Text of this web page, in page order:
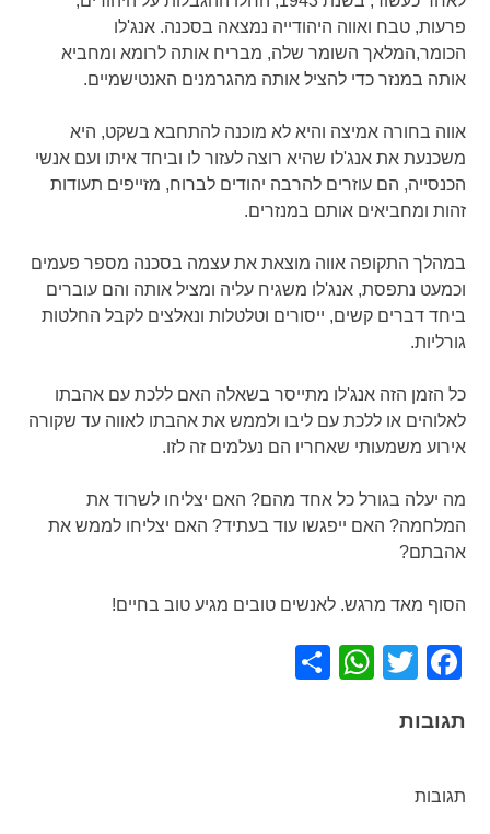
פרעות, טבח ואווה היהודייה נמצאה בסכנה. אנג'לו
הכומר,המלאך השומר שלה, מבריח אותה לרומא ומחביא
אותה במנזר כדי להציל אותה מהגרמנים האנטישמיים.
אווה בחורה אמיצה והיא לא מוכנה להתחבא בשקט, היא
משכנעת את אנג'לו שהיא רוצה לעזור לו וביחד איתו ועם אנשי
הכנסייה, הם עוזרים להרבה יהודים לברוח, מזייפים תעודות
זהות ומחביאים אותם במנזרים.
במהלך התקופה אווה מוצאת את עצמה בסכנה מספר פעמים
וכמעט נתפסת, אנג'לו משגיח עליה ומציל אותה והם עוברים
ביחד דברים קשים, ייסורים וטלטלות ונאלצים לקבל החלטות
גורליות.
כל הזמן הזה אנג'לו מתייסר בשאלה האם ללכת עם אהבתו
לאלוהים או ללכת עם ליבו ולממש את אהבתו לאווה עד שקורה
אירוע משמעותי שאחריו הם נעלמים זה לזו.
מה יעלה בגורל כל אחד מהם? האם יצליחו לשרוד את
המלחמה? האם ייפגשו עוד בעתיד? האם יצליחו לממש את
אהבתם?
הסוף מאד מרגש. לאנשים טובים מגיע טוב בחיים!
Facebook
Twitter
WhatsApp
תגובות
תגובות